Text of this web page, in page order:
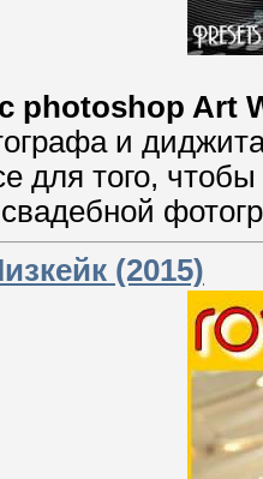
photoshop Art
и
для того,
свадебной
(2015)